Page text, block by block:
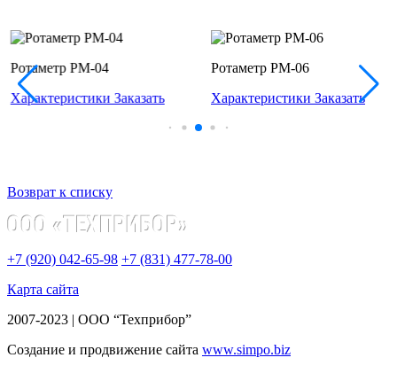
Ротаметр РМ-04
Характеристики Заказать
Ротаметр РМ-06
Характеристики Заказать
Возврат к списку
+7 (920) 042-65-98 +7 (831) 477-78-00
Карта сайта
2007-2023 | ООО “Техприбор”
Создание и продвижение сайта www.simpo.biz